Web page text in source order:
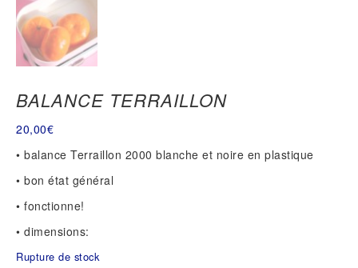
BALANCE TERRAILLON
20,00€
• balance Terraillon 2000 blanche et noire en plastique
• bon état général
• fonctionne!
• dimensions:
Rupture de stock